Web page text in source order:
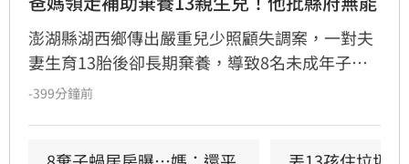
澎湖縣湖西鄉傳出嚴重兒少照顧失調案，一對夫
妻生育13胎後卻長期棄養，導致8名未成年子女
擠在4坪小屋內「小孩養小孩」，生活慘況引發
-399分鐘前